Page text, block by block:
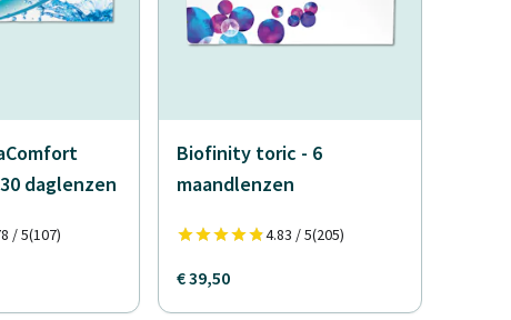
daglenzen
/ 5(107)
Biofinity toric - 6
maandlenzen
4.83 / 5(205)
€ 39,50